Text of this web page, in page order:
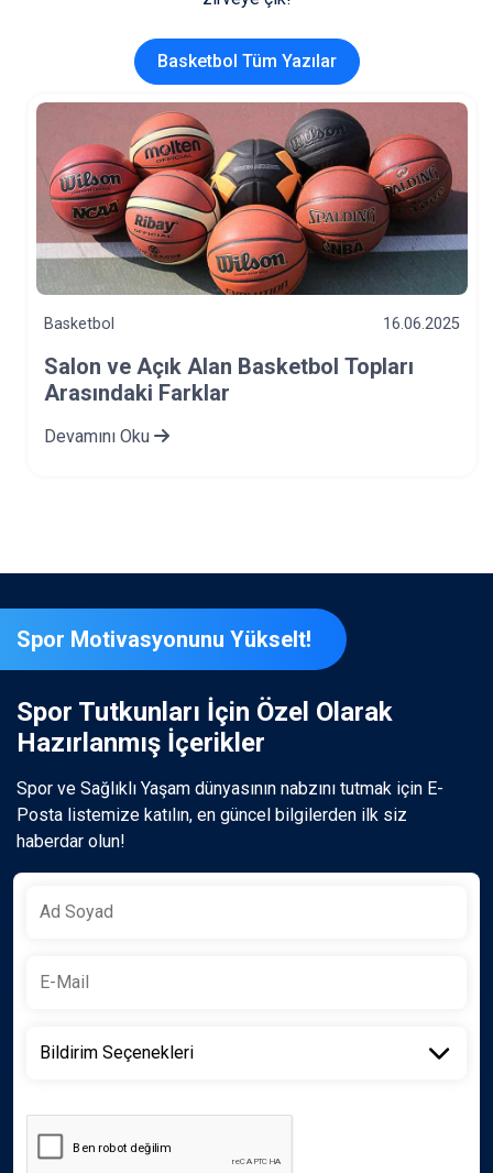
Basketbol Tüm Yazılar
Basketbol 16.06.2025
Salon ve Açık Alan Basketbol Topları
Arasındaki Farklar
Devamını Oku
Spor Motivasyonunu Yükselt!
Spor Tutkunları İçin Özel Olarak
Hazırlanmış İçerikler
Spor ve Sağlıklı Yaşam dünyasının nabzını tutmak için E-
Posta listemize katılın, en güncel bilgilerden ilk siz
haberdar olun!